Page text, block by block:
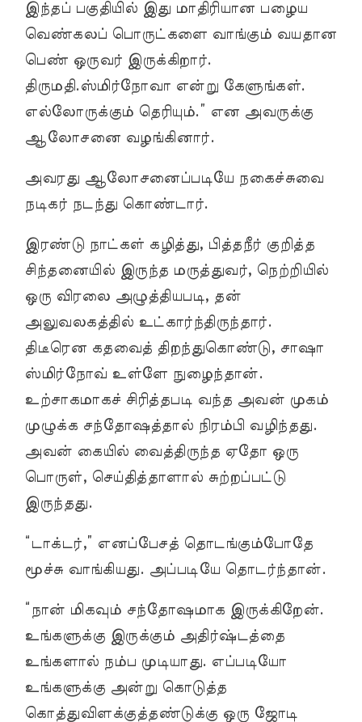
இந்தப் பகுதியில் இது மாதிரியான பழைய
வெண்கலப் பொருட்களை வாங்கும் வயதான
பெண் ஒருவர் இருக்கிறார்.
திருமதி.ஸ்மிர்நோவா என்று கேளுங்கள்.
எல்லோருக்கும் தெரியும்.” என அவருக்கு
ஆலோசனை வழங்கினார்.
அவரது ஆலோசனைப்படியே நகைச்சுவை
நடிகர் நடந்து கொண்டார்.
இரண்டு நாட்கள் கழித்து, பித்தநீர் குறித்த
சிந்தனையில் இருந்த மருத்துவர், நெற்றியில்
ஒரு விரலை அழுத்தியபடி, தன்
அலுவலகத்தில் உட்கார்ந்திருந்தார்.
திடீரென கதவைத் திறந்துகொண்டு, சாஷா
ஸ்மிர்நோவ் உள்ளே நுழைந்தான்.
உற்சாகமாகச் சிரித்தபடி வந்த அவன் முகம்
முழுக்க சந்தோஷத்தால் நிரம்பி வழிந்தது.
அவன் கையில் வைத்திருந்த ஏதோ ஒரு
பொருள், செய்தித்தாளால் சுற்றப்பட்டு
இருந்தது.
“டாக்டர்,” எனப்பேசத் தொடங்கும்போதே
மூச்சு வாங்கியது. அப்படியே தொடர்ந்தான்.
“நான் மிகவும் சந்தோஷமாக இருக்கிறேன்.
உங்களுக்கு இருக்கும் அதிர்ஷ்டத்தை
உங்களால் நம்ப முடியாது. எப்படியோ
உங்களுக்கு அன்று கொடுத்த
கொத்துவிளக்குத்தண்டுக்கு ஒரு ஜோடி